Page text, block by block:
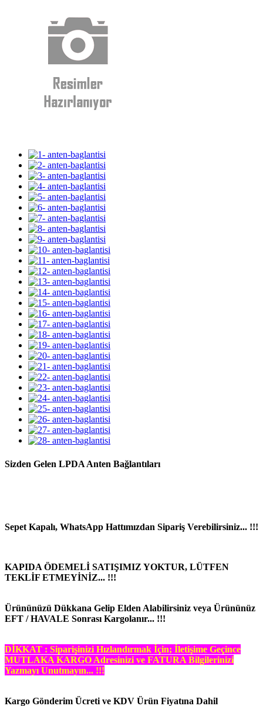
Sizden Gelen LPDA Anten Bağlantıları
Sepet Kapalı, WhatsApp Hattımızdan Sipariş Verebilirsiniz... !!!
KAPIDA ÖDEMELİ SATIŞIMIZ YOKTUR, LÜTFEN
TEKLİF ETMEYİNİZ... !!!
Ürününüzü Dükkana Gelip Elden Alabilirsiniz veya Ürününüz
EFT / HAVALE Sonrası Kargolanır... !!!
DİKKAT : Siparişinizi Hızlandırmak İçin; İletişime Geçince
MUTLAKA KARGO Adresinizi ve FATURA Bilgilerinizi
Yazmayı Unutmayın... !!!
Kargo Gönderim Ücreti ve KDV Ürün Fiyatına Dahil